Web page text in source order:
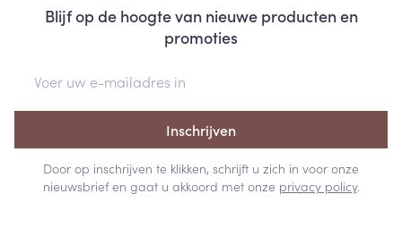
Blijf op de hoogte van nieuwe producten en
promoties
Inschrijven
Door op inschrijven te klikken, schrijft u zich in voor onze
nieuwsbrief en gaat u akkoord met onze privacy policy.